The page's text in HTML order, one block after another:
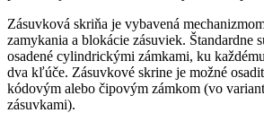
Zásuvková skriňa je vybavená
zamykania a blokácie zásuviek. Štandardne
osadené cylindrickými zámkami, ku
dva kľúče. Zásuvkové skrine je možné
kódovým alebo čipovým zámkom (vo
zásuvkami).